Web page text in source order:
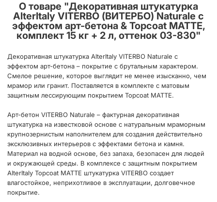
О товаре "Декоративная штукатурка
AlterItaly VITERBO (ВИТЕРБО) Naturale с
эффектом арт-бетона & Topcoat MATTE,
комплект 15 кг + 2 л, оттенок 03-830"
Декоративная штукатурка AlterItaly VITERBO Naturale с
эффектом арт-бетона – покрытие с брутальным характером.
Смелое решение, которое выглядит не менее изысканно, чем
мрамор или гранит. Поставляется в комплекте с матовым
защитным лессирующим покрытием Topcoat MATTE.
Арт-бетон VITERBO Naturale – фактурная декоративная
штукатурка на известковой основе с натуральным мраморным
крупнозернистым наполнителем для создания действительно
эксклюзивных интерьеров с эффектами бетона и камня.
Материал на водной основе, без запаха, безопасен для людей
и окружающей среды. В комплексе с защитным покрытием
AlterItaly Topcoat MATTE штукатурка VITERBO создает
влагостойкое, неприхотливое в эксплуатации, долговечное
покрытие.